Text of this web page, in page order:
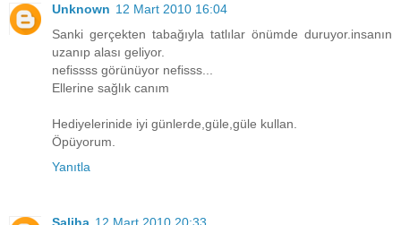
Unknown 12 Mart 2010 16:04
Sanki gerçekten tabağıyla tatlılar önümde duruyor.insanın
uzanıp alası geliyor.
nefissss görünüyor nefisss...
Ellerine sağlık canım
Hediyelerinide iyi günlerde,güle,güle kullan.
Öpüyorum.
Yanıtla
Saliha 12 Mart 2010 20:33